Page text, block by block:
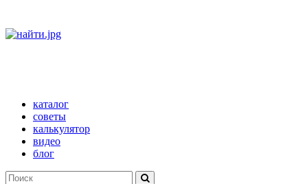
каталог
советы
калькулятор
видео
блог